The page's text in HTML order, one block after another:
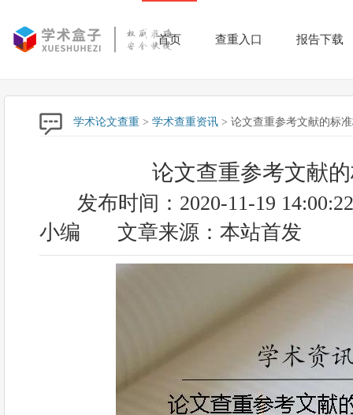
首页 查重入口 报告下载
学术论文查重 > 学术查重资讯 > 论文查重参考文献的标
论文查重参考文献
发布时间：2020-11-19 14:00:22
小编
文章来源：本站首发